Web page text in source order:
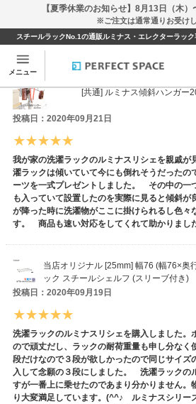
【夏季休業のお知らせ】8月13日（木
※ご注文は通常通りお受けし
スチールラックNo.1の通販ルミナス・エレクターラッ
メニュー
ユズポンズさんの
[共通] ルミナス傾斜ハンガー
投稿日：2020年09月21日
我が家の洗濯ラックのルミナスリシェを親戚が
濯ラックは傾いていて今にも倒れそうだったの
ーツを一式プレゼントしました。 その中の一
も入っていて設置したのを実際に見ると傾斜
が降った時に洗濯物がここに掛けられるし色々
す。 商品も速い対応をしてくれて助かりまし
当店オリジナル [25mm] 幅76 (幅76×奥
ック スチールシェルフ (スリーブ付き)
投稿日：2020年09月19日
洗濯ラックのルミナスリシェを購入しました。
ので頑丈だし、ラックの耐荷重量も申し分な
段だけなので３段が欲しかったので同じサイズ
入して念願の３段にしました。 洗濯ラックの
すが一番上に乗せたのであまり分かりません。
り大変満足しています。(^^♪ ルミナスシリー